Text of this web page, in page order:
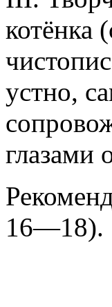
котёнка
устно,
глазами
16—18).